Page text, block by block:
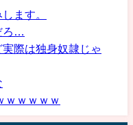
ます。
ろ…
際は独身奴隷じゃ
ｗｗｗｗｗ